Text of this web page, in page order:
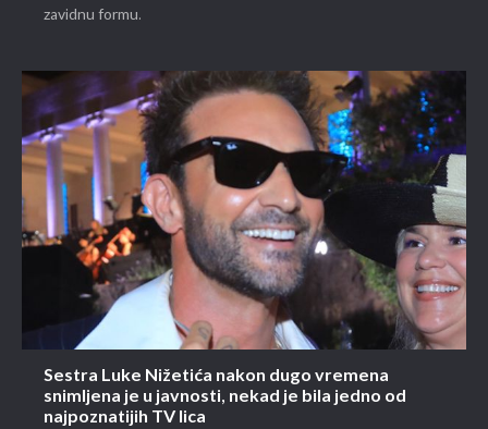
zavidnu formu.
Sestra Luke Nižetića nakon dugo vremena
snimljena je u javnosti, nekad je bila jedno od
najpoznatijih TV lica